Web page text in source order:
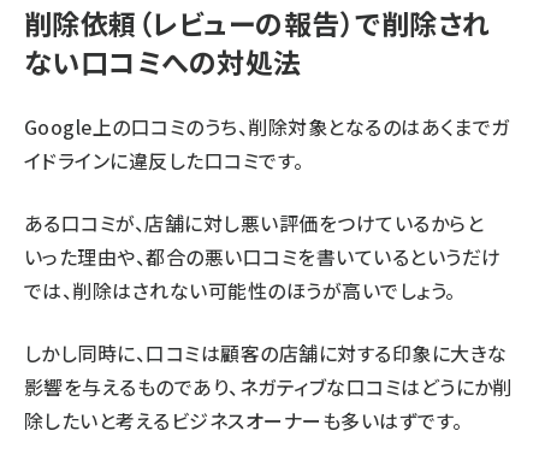
削除依頼（レビューの報告）で削除され
ない口コミへの対処法
Google上の口コミのうち、削除対象となるのはあくまでガ
イドラインに違反した口コミです。
ある口コミが、店舗に対し悪い評価をつけているからと
いった理由や、都合の悪い口コミを書いているというだけ
では、削除はされない可能性のほうが高いでしょう。
しかし同時に、口コミは顧客の店舗に対する印象に大きな
影響を与えるものであり、ネガティブな口コミはどうにか削
除したいと考えるビジネスオーナーも多いはずです。